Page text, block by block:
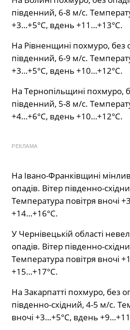
південний, 6-8 м/с.
+3…+5°С, вдень +11…+13°С.
На Рівненщині похмуро, без
південний, 6-9 м/с.
+3…+5°С, вдень +10…+12°С.
На Тернопільщині похмуро,
південний, 5-8 м/с.
+4…+6°С, вдень +10…+12°С.
РЕКЛАМА
На Івано-Франківщині
опадів. Вітер південно-
Температура повітря вночі
+14…+16°С.
У Чернівецькій області
опадів. Вітер південно-
Температура повітря вночі
+15…+17°С.
На Закарпатті похмуро, без
південно-східний, 4-5 м/с.
вночі +3…+5°С, вдень